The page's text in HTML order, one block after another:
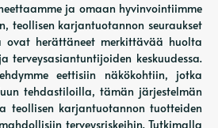
ja omaan hyvinvointiimme
teollisen karjantuotannon seuraukset
herättäneet merkittävää huolta
terveysasiantuntijoiden keskuudessa.
eettisiin näkökohtiin, jotka
tehdastiloilla, tämän järjestelmän
teollisen karjantuotannon tuotteiden
terveysriskeihin. Tutkimalla